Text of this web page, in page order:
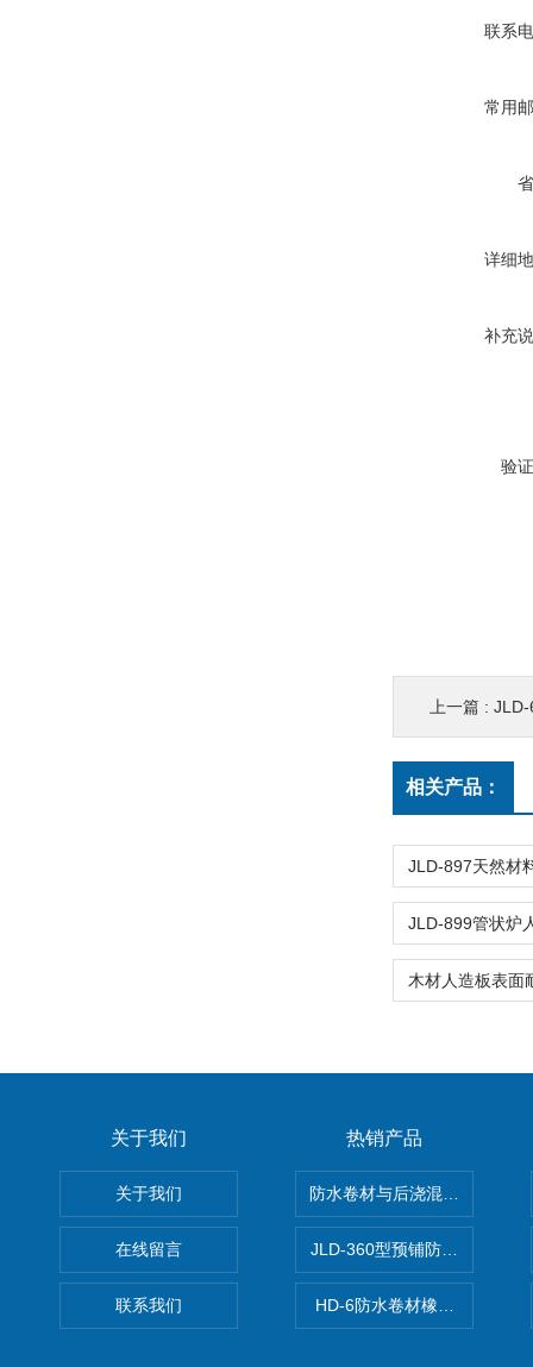
联系
常用
详细
补充
验
上一篇 : JLD-
相关产品：
关于我们
关于我们
在线留言
联系我们
热销产品
防水卷材与后浇混凝土剥离强
JLD-360型预铺防水卷材抗冲
HD-6防水卷材橡胶测厚仪